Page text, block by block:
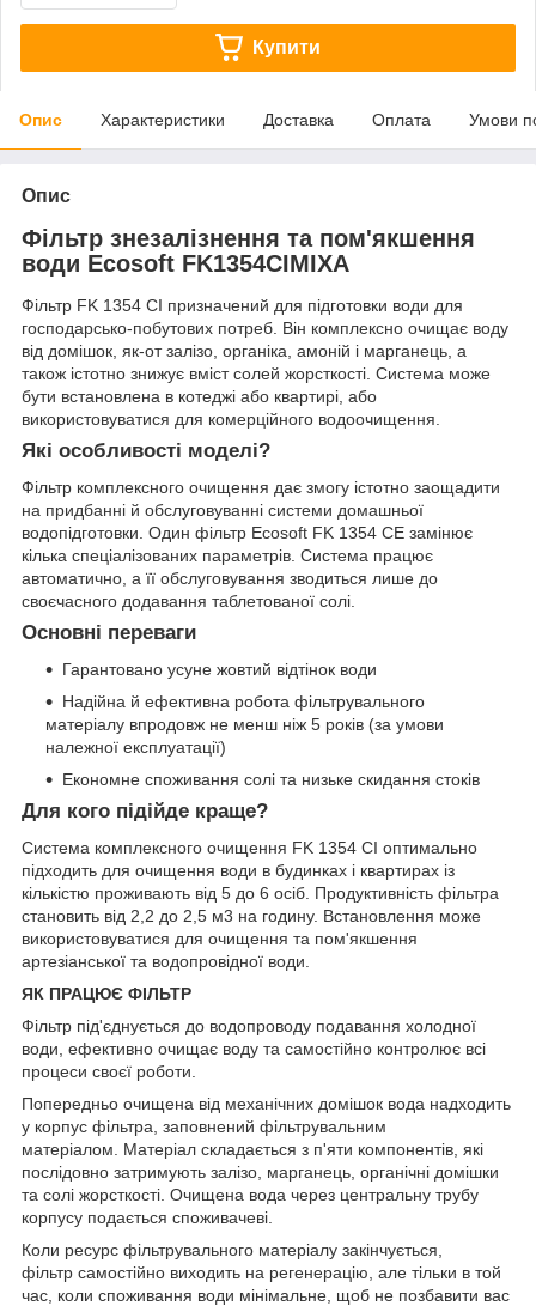
Купити
Опис Характеристики Доставка Оплата Умови
Опис
Фільтр знезалізнення та пом'якшення
води Ecosoft FK1354CIMIXA
Фільтр FK 1354 CI призначений для підготовки води для
господарсько-побутових потреб. Він комплексно очищає воду
від домішок, як-от залізо, органіка, амоній і марганець, а
також істотно знижує вміст солей жорсткості. Система може
бути встановлена в котеджі або квартирі, або
використовуватися для комерційного водоочищення.
Які особливості моделі?
Фільтр комплексного очищення дає змогу істотно заощадити
на придбанні й обслуговуванні системи домашньої
водопідготовки. Один фільтр Ecosoft FK 1354 CE замінює
кілька спеціалізованих параметрів. Система працює
автоматично, а її обслуговування зводиться лише до
своєчасного додавання таблетованої солі.
Основні переваги
Гарантовано усуне жовтий відтінок води
Надійна й ефективна робота фільтрувального
матеріалу впродовж не менш ніж 5 років (за умови
належної експлуатації)
Економне споживання солі та низьке скидання стоків
Для кого підійде краще?
Система комплексного очищення FK 1354 CI оптимально
підходить для очищення води в будинках і квартирах із
кількістю проживають від 5 до 6 осіб. Продуктивність фільтра
становить від 2,2 до 2,5 м3 на годину. Встановлення може
використовуватися для очищення та пом'якшення
артезіанської та водопровідної води.
ЯК ПРАЦЮЄ ФІЛЬТР
Фільтр під'єднується до водопроводу подавання холодної
води, ефективно очищає воду та самостійно контролює всі
процеси своєї роботи.
Попередньо очищена від механічних домішок вода надходить
у корпус фільтра, заповнений фільтрувальним
матеріалом. Матеріал складається з п'яти компонентів, які
послідовно затримують залізо, марганець, органічні домішки
та солі жорсткості. Очищена вода через центральну трубу
корпусу подається споживачеві.
Коли ресурс фільтрувального матеріалу закінчується,
фільтр самостійно виходить на регенерацію, але тільки в той
час, коли споживання води мінімальне, щоб не позбавити вас